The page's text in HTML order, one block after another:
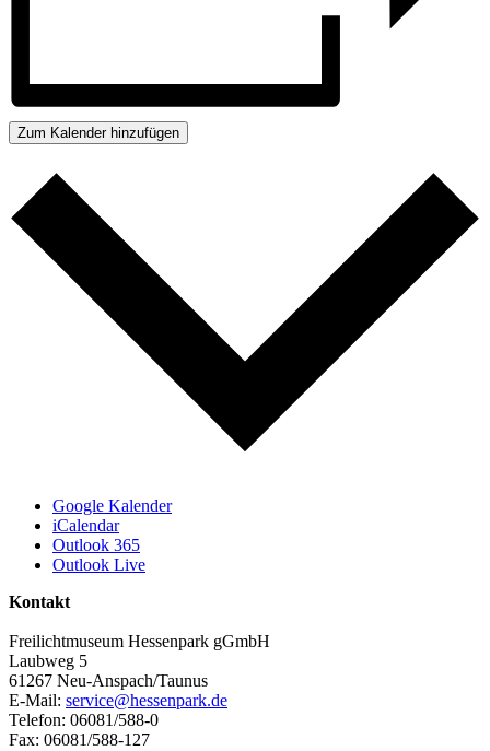
Zum Kalender hinzufügen
Google Kalender
iCalendar
Outlook 365
Outlook Live
Kontakt
Freilichtmuseum Hessenpark gGmbH
Laubweg 5
61267 Neu-Anspach/Taunus
E-Mail: service@hessenpark.de
Telefon: 06081/588-0
Fax: 06081/588-127